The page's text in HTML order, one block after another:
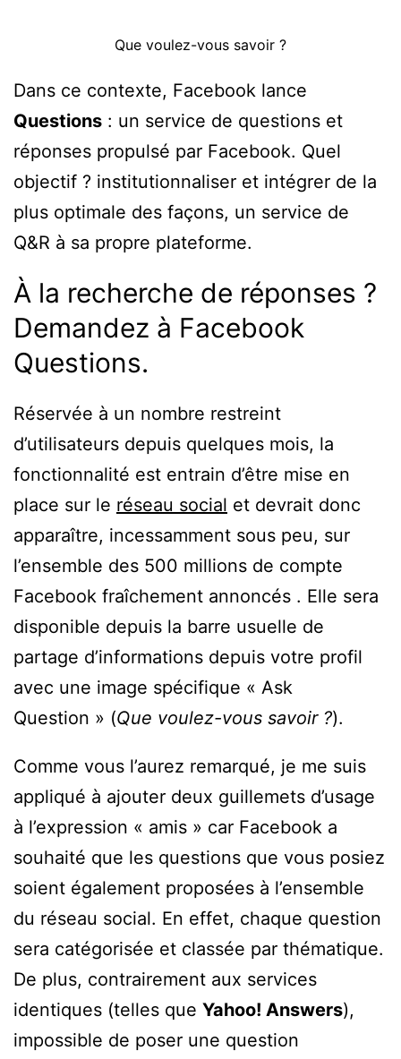
Que voulez-vous savoir ?
Dans ce contexte, Facebook lance
Questions : un service de questions et
réponses propulsé par Facebook. Quel
objectif ? institutionnaliser et intégrer de la
plus optimale des façons, un service de
Q&R à sa propre plateforme.
À la recherche de réponses ?
Demandez à Facebook
Questions.
Réservée à un nombre restreint
d’utilisateurs depuis quelques mois, la
fonctionnalité est entrain d’être mise en
place sur le réseau social et devrait donc
apparaître, incessamment sous peu, sur
l’ensemble des 500 millions de compte
Facebook fraîchement annoncés . Elle sera
disponible depuis la barre usuelle de
partage d’informations depuis votre profil
avec une image spécifique « Ask
Question » (Que voulez-vous savoir ?).
Comme vous l’aurez remarqué, je me suis
appliqué à ajouter deux guillemets d’usage
à l’expression « amis » car Facebook a
souhaité que les questions que vous posiez
soient également proposées à l’ensemble
du réseau social. En effet, chaque question
sera catégorisée et classée par thématique.
De plus, contrairement aux services
identiques (telles que Yahoo! Answers),
impossible de poser une question